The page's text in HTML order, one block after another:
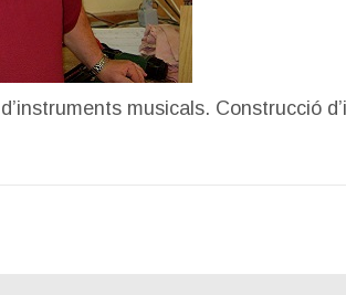
musicals. Construcció